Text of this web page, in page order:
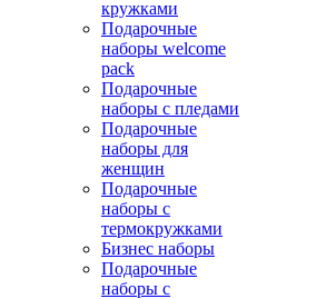
кружками
Подарочные
наборы welcome
pack
Подарочные
наборы с пледами
Подарочные
наборы для
женщин
Подарочные
наборы с
термокружками
Бизнес наборы
Подарочные
наборы с